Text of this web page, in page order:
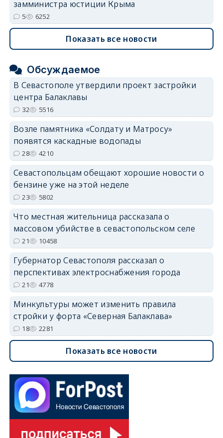
замминистра юстиции Крыма
5 6252
Показать все новости
Обсуждаемое
В Севастополе утвердили проект застройки
центра Балаклавы
32 5516
Возле памятника «Солдату и Матросу»
появятся каскадные водопады
28 4210
Севастопольцам обещают хорошие новости о
бензине уже на этой неделе
23 5802
Что местная жительница рассказала о
массовом убийстве в севастопольском селе
21 10458
Губернатор Севастополя рассказал о
перспективах электроснабжения города
21 4778
Минкультуры может изменить правила
стройки у форта «Северная Балаклава»
18 2281
Показать все новости